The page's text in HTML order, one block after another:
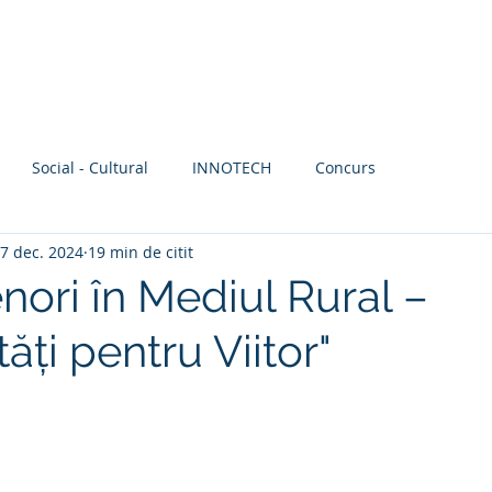
Social - Cultural INNOTECH Concurs
în Mediul Rural –
pentru Viitor"
dec. 2024 19 min de citit